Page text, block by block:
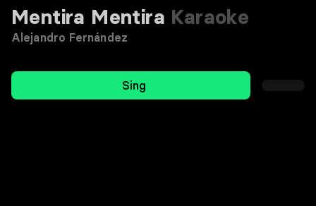
Mentira Mentira Karaoke
Alejandro Fernández
Sing